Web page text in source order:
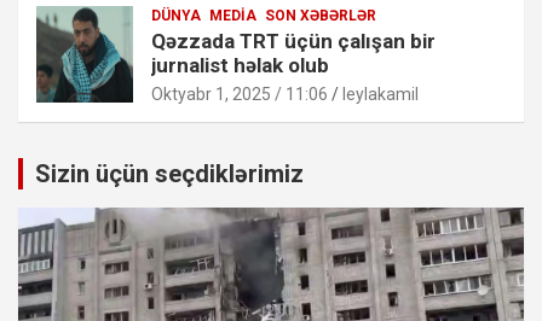
DÜNYA MEDIA SON XƏBƏRLƏR
Qəzzada TRT üçün çalışan bir
jurnalist həlak olub
Oktyabr 1, 2025 / 11:06 leylakamil
Sizin üçün seçdiklərimiz